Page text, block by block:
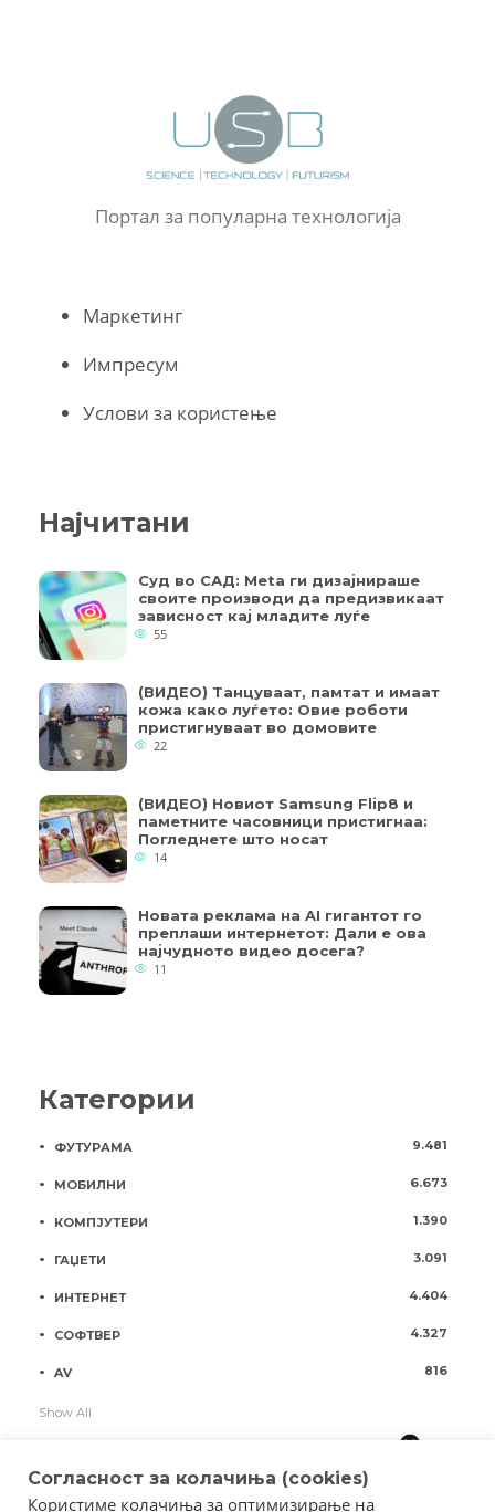
Портал за популарна технологија
Маркетинг
Импресум
Услови за користење
Најчитани
Суд во САД: Meta ги дизајнираше
своите производи да предизвикаат
зависност кај младите луѓе
55
(ВИДЕО) Танцуваат, памтат и имаат
кожа како луѓето: Овие роботи
пристигнуваат во домовите
22
(ВИДЕО) Новиот Samsung Flip8 и
паметните часовници пристигнаа:
Погледнете што носат
14
Новата реклама на AI гигантот го
преплаши интернетот: Дали е ова
најчудното видео досега?
11
Категории
ФУТУРАМА 9.481
МОБИЛНИ 6.673
КОМПЈУТЕРИ 1.390
ГАЏЕТИ 3.091
ИНТЕРНЕТ 4.404
СОФТВЕР 4.327
AV 816
Show All
Согласност за колачиња (cookies)
Користиме колачиња за оптимизирање на